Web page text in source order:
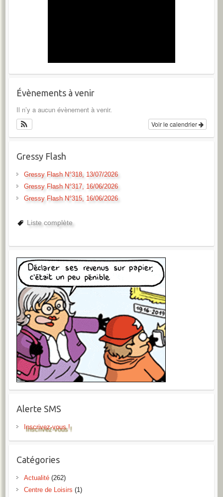
Évènements à venir
Il n’y a aucun évènement à venir.
Voir le calendrier
Gressy Flash
Gressy Flash N°318, 13/07/2026
Gressy Flash N°317, 16/06/2026
Gressy Flash N°315, 16/06/2026
Liste complète
Alerte SMS
Inscrivez-vous !
Catégories
Actualité(262)
Centre de Loisirs (1)